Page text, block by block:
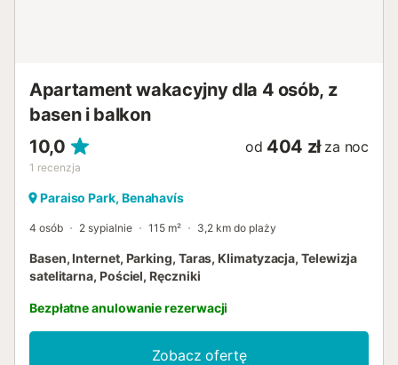
Apartament wakacyjny dla 4 osób, z
basen i balkon
10,0
1 recenzja
od 404 zł za noc
Paraiso Park, Benahavís
4 osób 2 sypialnie 115 m² 3,2 km do plaży
Basen, Internet, Parking, Taras, Klimatyzacja, Telewizja
satelitarna, Pościel, Ręczniki
Bezpłatne anulowanie rezerwacji
Zobacz ofertę